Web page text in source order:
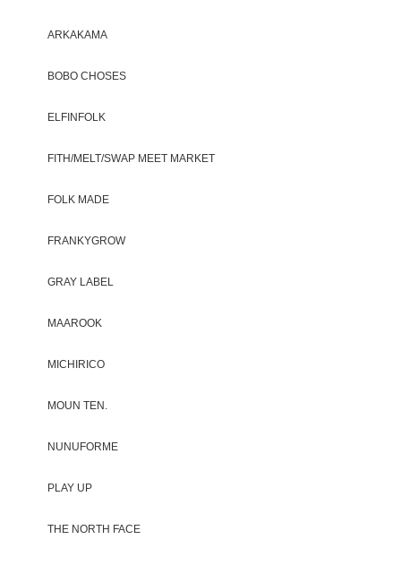
ARKAKAMA
BOBO CHOSES
ELFINFOLK
FITH/MELT/SWAP MEET MARKET
FOLK MADE
FRANKYGROW
GRAY LABEL
MAAROOK
MICHIRICO
MOUN TEN.
NUNUFORME
PLAY UP
THE NORTH FACE